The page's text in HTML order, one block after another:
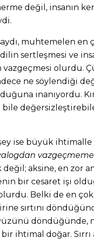
değil, insanın
muhtemelen en
sertleşmesi ve
olurdu.
ne söylendiği
inanıyordu.
bile
ise büyük ihtimalle
aksine, en zor
bir cesaret işi
Belki de en
sırtını
döndüğünde,
ihtimal doğar.